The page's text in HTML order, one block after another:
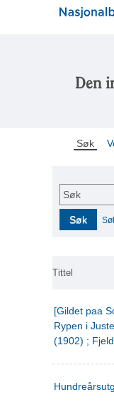
Den
Søk
Søk
Søk
Tittel
[Gildet paa
Rypen i
(1902) ;